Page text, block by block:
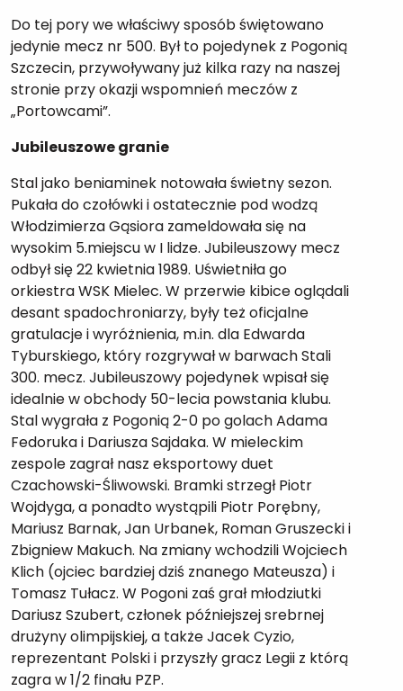
Do tej pory we właściwy sposób świętowano
jedynie mecz nr 500. Był to pojedynek z Pogonią
Szczecin, przywoływany już kilka razy na naszej
stronie przy okazji wspomnień meczów z
„Portowcami”.
Jubileuszowe granie
Stal jako beniaminek notowała świetny sezon.
Pukała do czołówki i ostatecznie pod wodzą
Włodzimierza Gąsiora zameldowała się na
wysokim 5.miejscu w I lidze. Jubileuszowy mecz
odbył się 22 kwietnia 1989. Uświetniła go
orkiestra WSK Mielec. W przerwie kibice oglądali
desant spadochroniarzy, były też oficjalne
gratulacje i wyróżnienia, m.in. dla Edwarda
Tyburskiego, który rozgrywał w barwach Stali
300. mecz. Jubileuszowy pojedynek wpisał się
idealnie w obchody 50-lecia powstania klubu.
Stal wygrała z Pogonią 2-0 po golach Adama
Fedoruka i Dariusza Sajdaka. W mieleckim
zespole zagrał nasz eksportowy duet
Czachowski-Śliwowski. Bramki strzegł Piotr
Wojdyga, a ponadto wystąpili Piotr Porębny,
Mariusz Barnak, Jan Urbanek, Roman Gruszecki i
Zbigniew Makuch. Na zmiany wchodzili Wojciech
Klich (ojciec bardziej dziś znanego Mateusza) i
Tomasz Tułacz. W Pogoni zaś grał młodziutki
Dariusz Szubert, członek późniejszej srebrnej
drużyny olimpijskiej, a także Jacek Cyzio,
reprezentant Polski i przyszły gracz Legii z którą
zagra w 1/2 finału PZP.